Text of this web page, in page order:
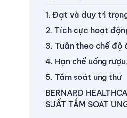
1. Đạt và duy trì
2. Tích cực hoạt
3. Tuân theo chế độ
4. Hạn chế uống
5. Tầm soát ung thư
BERNARD
SUẤT TẦM SOÁT